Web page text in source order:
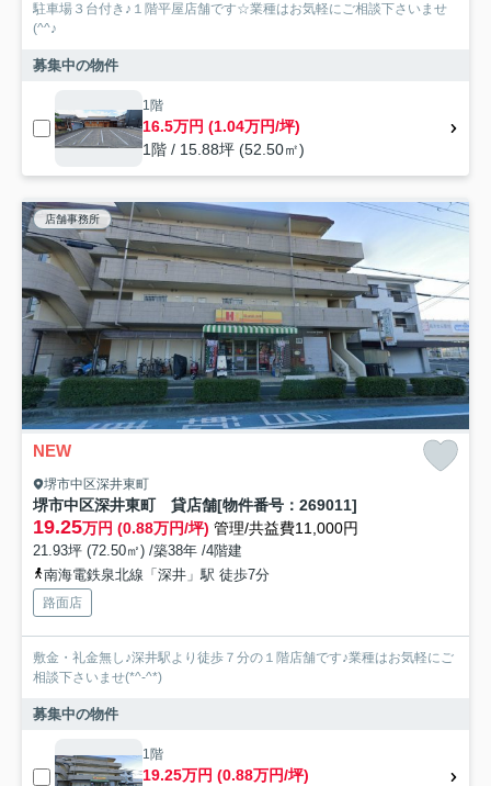
駐車場３台付き♪１階平屋店舗です☆業種はお気軽にご相談下さいませ
(^^♪
募集中の物件
1階
16.5万円 (1.04万円/坪)
1階 / 15.88坪 (52.50㎡)
店舗事務所
NEW
堺市中区深井東町
堺市中区深井東町 貸店舗[物件番号：269011]
19.25万円 (0.88万円/坪) 管理/共益費11,000円
21.93坪 (72.50㎡) /築38年 /4階建
南海電鉄泉北線「深井」駅 徒歩7分
路面店
敷金・礼金無し♪深井駅より徒歩７分の１階店舗です♪業種はお気軽にご
相談下さいませ(*^-^*)
募集中の物件
1階
19.25万円 (0.88万円/坪)